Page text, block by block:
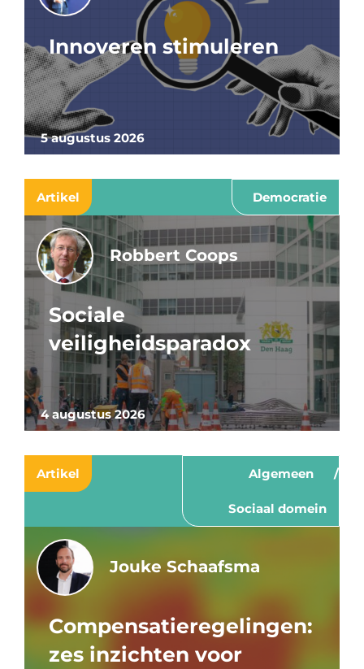
5 augustus 2026
Innoveren stimuleren
Artikel Democratie
4 augustus 2026
Robbert Coops
Sociale
veiligheidsparadox
Artikel Algemeen
Sociaal domein
Jouke Schaafsma
Compensatieregelingen:
zes inzichten voor